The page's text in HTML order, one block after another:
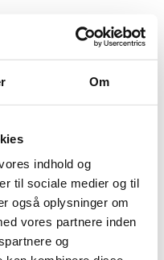
Om
indhold og
til sociale medier og til
også oplysninger om
vores partnere inden
og